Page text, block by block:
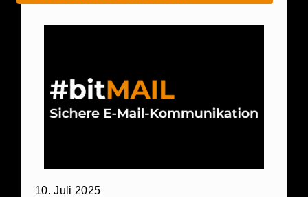
10. Juli 2025